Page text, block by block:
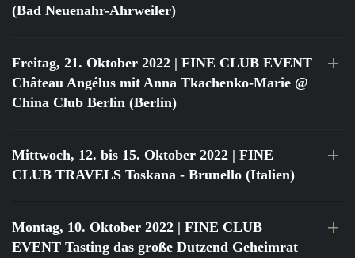
(Bad Neuenahr-Ahrweiler)
Freitag, 21. Oktober 2022 | FINE CLUB EVENT
Château Angélus mit Anna Tkachenko-Marie @
China Club Berlin (Berlin)
Mittwoch, 12. bis 15. Oktober 2022 | FINE
CLUB TRAVELS Toskana - Brunello (Italien)
Montag, 10. Oktober 2022 | FINE CLUB
EVENT Tasting das große Dutzend Geheimrat